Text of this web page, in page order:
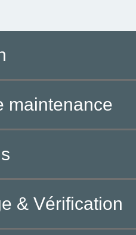
maintenance
& Vérification